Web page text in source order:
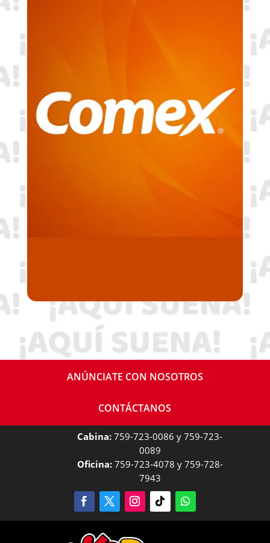
ANÚNCIATE CON NOSOTROS
CONTÁCTANOS
Cabina: 759-723-0086 y 759-723-
0089
Oficina:759-723-4078 y 759-728-
7943